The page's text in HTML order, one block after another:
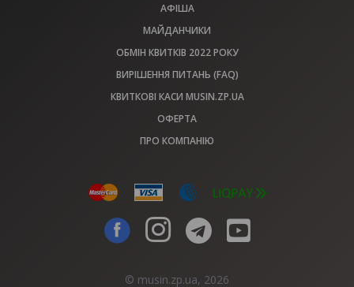
АФІША
МАЙДАНЧИКИ
ОБМІН КВИТКІВ 2022 РОКУ
ВИРІШЕННЯ ПИТАНЬ (FAQ)
КВИТКОВІ КАСИ MUSIN.ZP.UA
ОФЕРТА
ПРО КОМПАНІЮ
© musin.zp.ua, 2026